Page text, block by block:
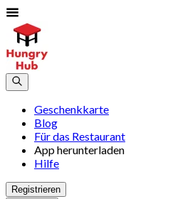
Geschenkkarte
Blog
Für das Restaurant
App herunterladen
Hilfe
Registrieren